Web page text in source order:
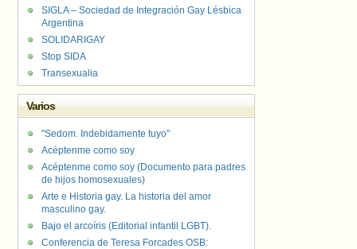
SIGLA – Sociedad de Integración Gay Lésbica
Argentina
SOLIDARIGAY
Stop SIDA
Transexualia
Varios
"Sedom. Indebidamente tuyo"
Acéptenme como soy
Acéptenme como soy (Documento para padres
de hijos homosexuales)
Arte e Historia gay. La historia del amor
masculino gay.
Bajo el arcoíris (Editorial infantil LGBT).
Conferencia de Teresa Forcades OSB: